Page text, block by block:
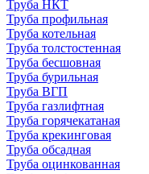
Труба НКТ
Труба профильная
Труба котельная
Труба толстостенная
Труба бесшовная
Труба бурильная
Труба ВГП
Труба газлифтная
Труба горячекатаная
Труба крекинговая
Труба обсадная
Труба оцинкованная